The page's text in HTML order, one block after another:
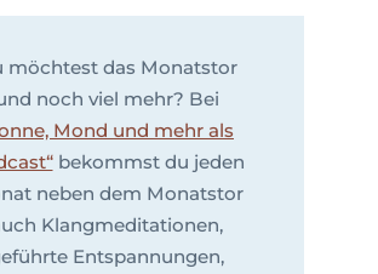
möchtest das Monatstor
noch viel mehr? Bei
Mond und mehr als
bekommst du jeden
neben dem Monatstor
Klangmeditationen,
Entspannungen,